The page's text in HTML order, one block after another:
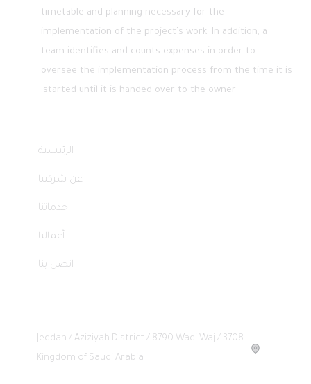
timetable and planning necessary for the
implementation of the project’s work. In addition, a
team identifies and counts expenses in order to
oversee the implementation process from the time it is
started until it is handed over to the owner.
الرئيسية
عن شركتنا
خدماتنا
أعمالنا
اتصل بنا
Jeddah / Aziziyah District / 8790 Wadi Waj / 3708
Kingdom of Saudi Arabia